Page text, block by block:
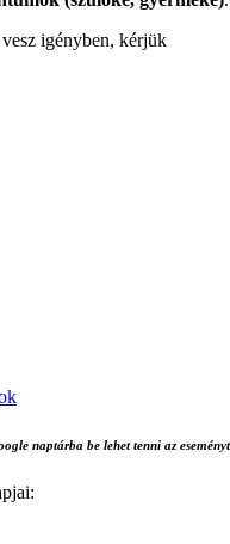
igényben, kérjük
naptárba be lehet tenni az eseményt